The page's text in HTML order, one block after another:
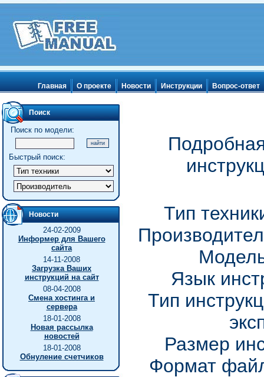
Главная О проекте Новости Инструкции Вопрос-ответ
Поиск
Поиск по модели:
Быстрый поиск:
Новости
24-02-2009
Информер для Вашего
сайта
14-11-2008
Загрузка Ваших
инструкций на сайт
08-04-2008
Смена хостинга и
сервера
18-01-2008
Новая рассылка
новостей
18-01-2008
Обнуление счетчиков
Тип
Язык
Тип
Размер
Формат